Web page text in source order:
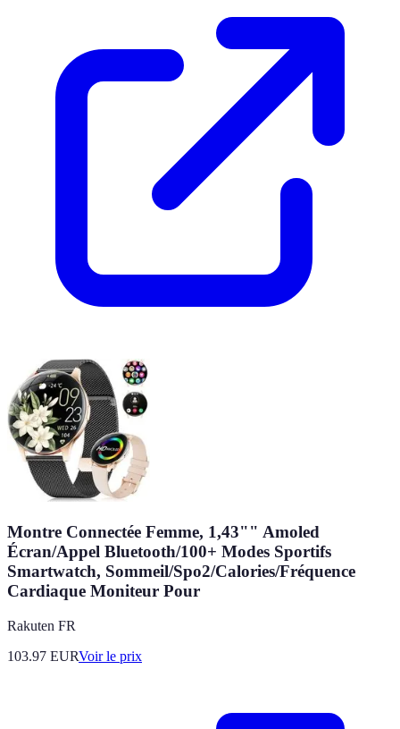
Montre Connectée Femme, 1,43"" Amoled
Écran/Appel Bluetooth/100+ Modes Sportifs
Smartwatch, Sommeil/Spo2/Calories/Fréquence
Cardiaque Moniteur Pour
Rakuten FR
103.97 EURVoir le prix